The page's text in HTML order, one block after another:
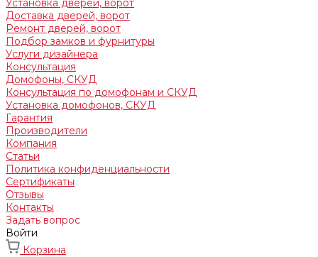
Установка дверей, ворот
Доставка дверей, ворот
Ремонт дверей, ворот
Подбор замков и фурнитуры
Услуги дизайнера
Консультация
Домофоны, СКУД
Консультация по домофонам и СКУД
Установка домофонов, СКУД
Гарантия
Производители
Компания
Статьи
Политика конфиденциальности
Сертификаты
Отзывы
Контакты
Задать вопрос
Войти
Корзина